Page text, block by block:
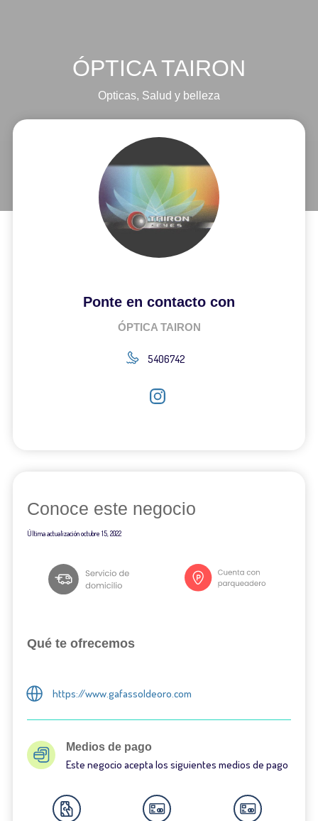
ÓPTICA TAIRON
Opticas, Salud y belleza
Ponte en contacto con
ÓPTICA TAIRON
5406742
Conoce este negocio
Última actualizaciónoctubre 15, 2022
Qué te ofrecemos
https://www.gafassoldeoro.com
Medios de pago
Este negocio acepta los siguientes medios de pago